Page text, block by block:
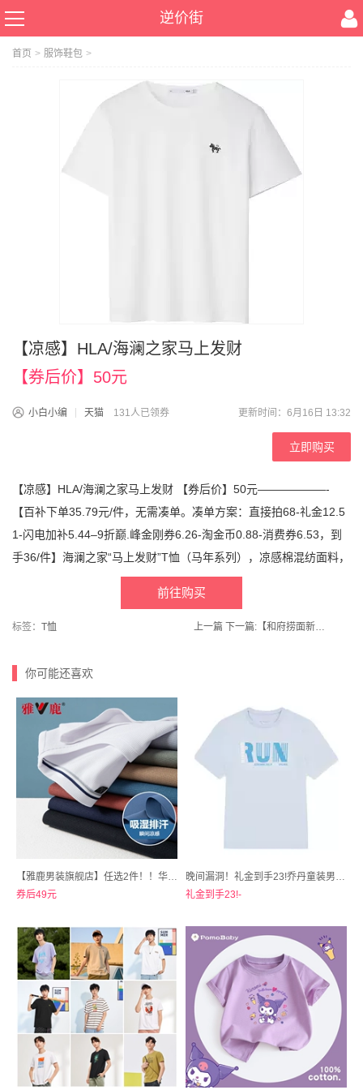
逆价街
首页 > 服饰鞋包 >
【凉感】HLA/海澜之家马上发财
【券后价】50元
小白小编 天猫 131人已领券 更新时间：6月16日 13:32
立即购买
【凉感】HLA/海澜之家马上发财 【券后价】50元——————-
【百补下单35.79元/件，无需凑单。凑单方案：直接拍68-礼金12.5
1-闪电加补5.44–9折巅.峰金刚券6.26-淘金币0.88-消费券6.53，到
手36/件】海澜之家“马上发财”T恤（马年系列），凉感棉混纺面料，
前往购买
标签： T恤 上一篇 下一篇: 【和府捞面新品】浓汤鲜煮面4袋装
你可能还喜欢
【雅鹿男装旗舰店】任选2件！！华夫格男士夏季纯色圆领短袖T恤
券后49元
晚间漏洞！礼金到手23!乔丹童装男童夏装短袖T恤
礼金到手23!-